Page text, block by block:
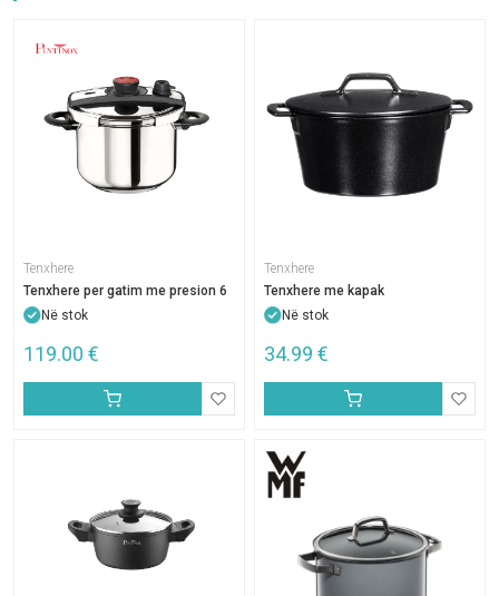
Tenxhere
Tenxhere per gatim me presion 6
Në stok
119.00 €
Tenxhere
Tenxhere me kapak
Në stok
34.99 €